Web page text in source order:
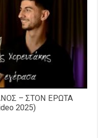
– ΣΤΟΝ ΕΡΩΤΑ
2025)